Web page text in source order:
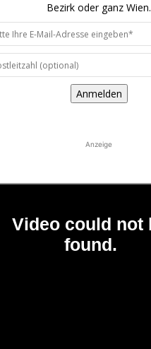
Bezirk oder ganz Wien.
Anmelden
Anzeige